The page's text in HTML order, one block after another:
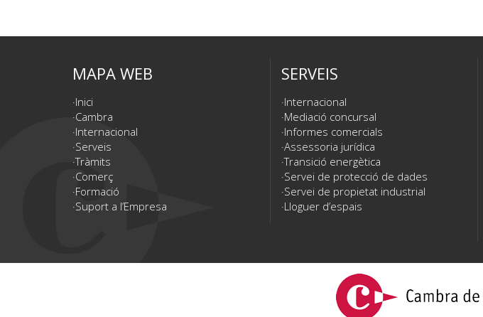
MAPA WEB
Inici
Cambra
Internacional
Serveis
Tràmits
Comerç
Formació
Suport a l’Empresa
SERVEIS
Internacional
Mediació concursal
Informes comercials
Assessoria jurídica
Transició energètica
Servei de protecció de dades
Servei de propietat industrial
Lloguer d’espais